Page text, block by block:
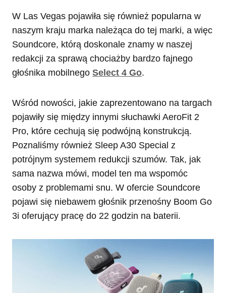
W Las Vegas pojawiła się również popularna w
naszym kraju marka należąca do tej marki, a więc
Soundcore, którą doskonale znamy w naszej
redakcji za sprawą chociażby bardzo fajnego
głośnika mobilnego Select 4 Go.
Wśród nowości, jakie zaprezentowano na targach
pojawiły się między innymi słuchawki AeroFit 2
Pro, które cechują się podwójną konstrukcją.
Poznaliśmy również Sleep A30 Special z
potrójnym systemem redukcji szumów. Tak, jak
sama nazwa mówi, model ten ma wspomóc
osoby z problemami snu. W ofercie Soundcore
pojawi się niebawem głośnik przenośny Boom Go
3i oferujący pracę do 22 godzin na baterii.